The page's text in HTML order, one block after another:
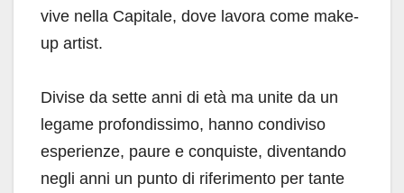
vive nella Capitale, dove lavora come make-
up artist.
Divise da sette anni di età ma unite da un
legame profondissimo, hanno condiviso
esperienze, paure e conquiste, diventando
negli anni un punto di riferimento per tante